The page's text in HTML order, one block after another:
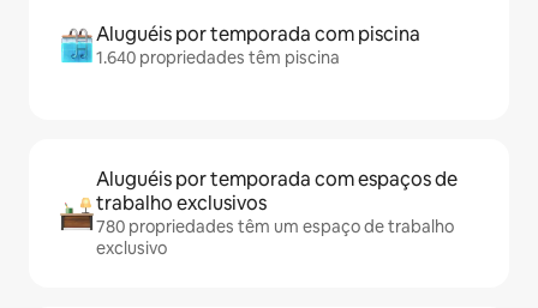
Aluguéis por temporada com piscina
1.640 propriedades têm piscina
Aluguéis por temporada com espaços de
trabalho exclusivos
780 propriedades têm um espaço de trabalho
exclusivo